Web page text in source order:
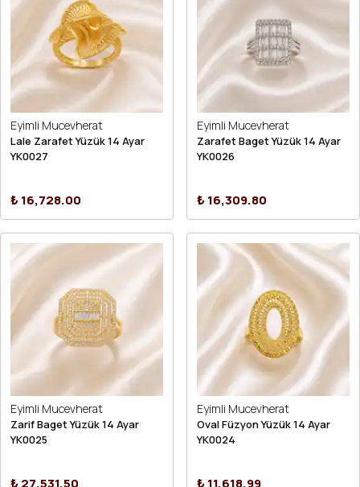
Eyimli Mucevherat
Lale Zarafet Yüzük 14 Ayar
YK0027
₺ 16,728.00
Eyimli Mucevherat
Zarafet Baget Yüzük 14 Ayar
YK0026
₺ 16,309.80
Eyimli Mucevherat
Zarif Baget Yüzük 14 Ayar
YK0025
₺ 27,531.50
Eyimli Mucevherat
Oval Füzyon Yüzük 14 Ayar
YK0024
₺ 11,618.99